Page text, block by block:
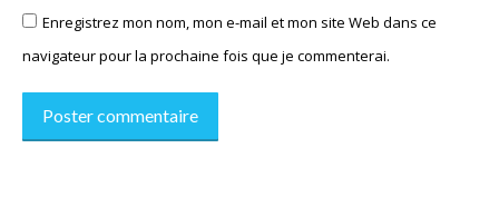
Enregistrez mon nom, mon e-mail et mon site Web dans ce
navigateur pour la prochaine fois que je commenterai.
Poster commentaire